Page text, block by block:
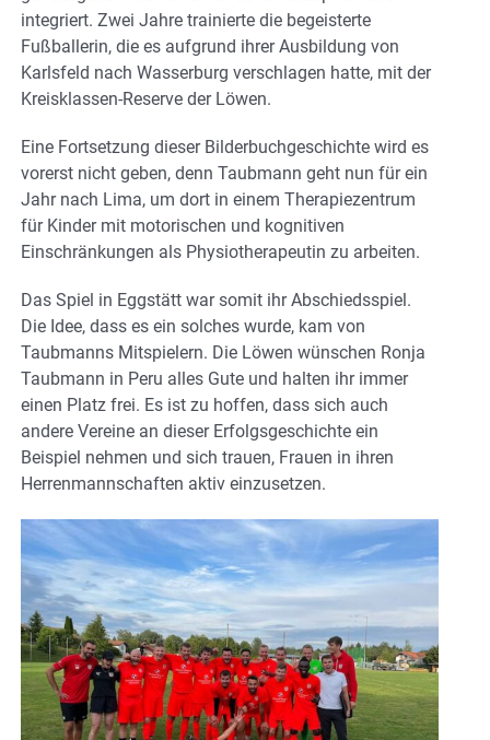
integriert. Zwei Jahre trainierte die begeisterte
Fußballerin, die es aufgrund ihrer Ausbildung von
Karlsfeld nach Wasserburg verschlagen hatte, mit der
Kreisklassen-Reserve der Löwen.
Eine Fortsetzung dieser Bilderbuchgeschichte wird es
vorerst nicht geben, denn Taubmann geht nun für ein
Jahr nach Lima, um dort in einem Therapiezentrum
für Kinder mit motorischen und kognitiven
Einschränkungen als Physiotherapeutin zu arbeiten.
Das Spiel in Eggstätt war somit ihr Abschiedsspiel.
Die Idee, dass es ein solches wurde, kam von
Taubmanns Mitspielern. Die Löwen wünschen Ronja
Taubmann in Peru alles Gute und halten ihr immer
einen Platz frei. Es ist zu hoffen, dass sich auch
andere Vereine an dieser Erfolgsgeschichte ein
Beispiel nehmen und sich trauen, Frauen in ihren
Herrenmannschaften aktiv einzusetzen.